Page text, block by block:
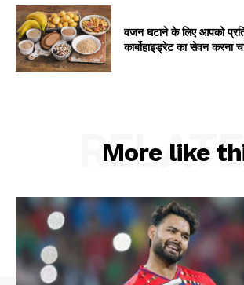
वजन घटाने के लिए आपको
कार्बोहाइड्रेट का सेवन करना
More like